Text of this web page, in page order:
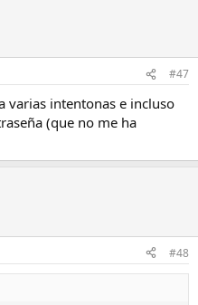
#47
varias intentonas e incluso
(que no me ha
#48